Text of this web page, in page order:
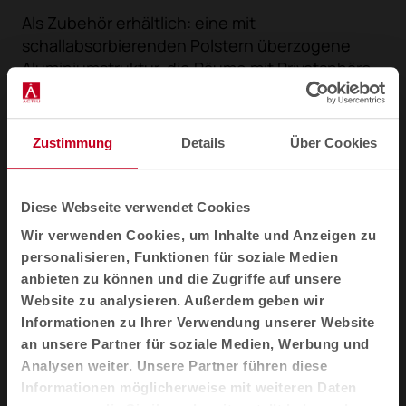
Zustimmung Details Über Cookies
Diese Webseite verwendet Cookies
Wir verwenden Cookies, um Inhalte und Anzeigen zu
personalisieren, Funktionen für soziale Medien
anbieten zu können und die Zugriffe auf unsere
Website zu analysieren. Außerdem geben wir
Informationen zu Ihrer Verwendung unserer Website
an unsere Partner für soziale Medien, Werbung und
Analysen weiter. Unsere Partner führen diese
Informationen möglicherweise mit weiteren Daten
Als Zubehör erhältlich: eine mit
schallabsorbierenden Polstern überzogene
Aluminiumstruktur, die Räume mit Privatsphäre
und Intimität wie informelle
Besprechungsräume oder geschlossene
Arbeitsbereiche mit allen notwendigen